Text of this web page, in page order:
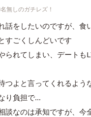
名無しのガチレズ！
話をしたいのですが、食
すごくしんどいです
られてしまい、デートも
つよと言ってくれるよう
り負担で…
談なのは承知ですが、今